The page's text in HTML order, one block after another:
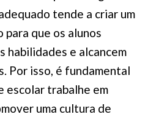
tende a criar um
para que os alunos
habilidades e alcancem
Por isso, é fundamental
escolar trabalhe em
uma cultura de